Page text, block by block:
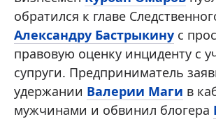
обратился к главе
Александру Бастрыкину с
правовую оценку инциденту с
супруги. Предприниматель
удержании Валерии Маги в
мужчинами и обвинил блогера